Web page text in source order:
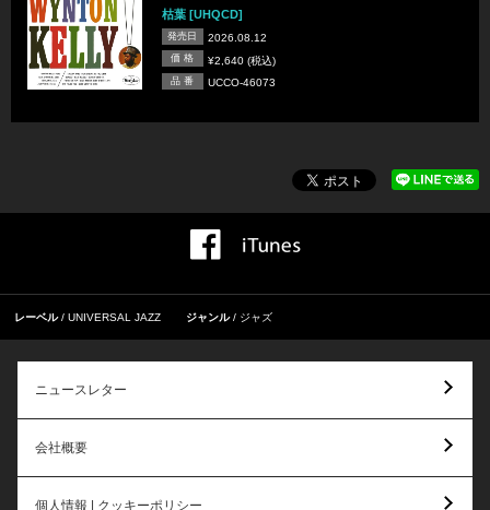
枯葉 [UHQCD]
発売日 2026.08.12
価 格 ¥2,640 (税込)
品 番 UCCO-46073
レーベル UNIVERSAL JAZZ ジャンル ジャズ
ニュースレター
会社概要
個人情報 | クッキーポリシー